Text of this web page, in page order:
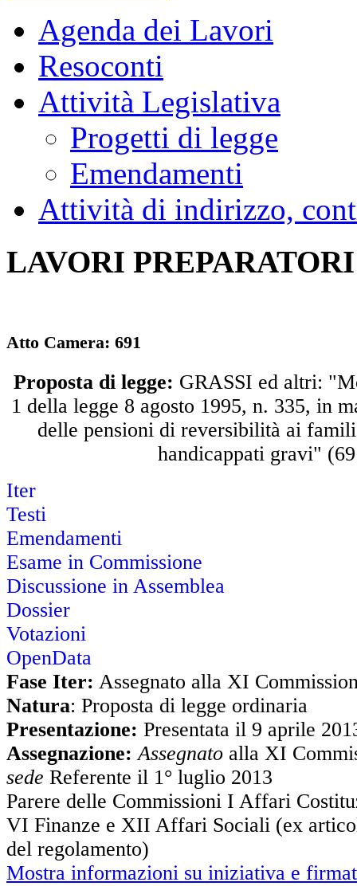
Agenda dei Lavori
Resoconti
Attività Legislativa
Progetti di legge
Emendamenti
Attività di indirizzo,
LAVORI
Atto Camera: 691
Proposta di legge: GRASSI ed altri:
1 della legge 8 agosto 1995, n. 335, in
delle pensioni di reversibilità ai
handicappati gravi"
Iter
Testi
Emendamenti
Esame in Commissione
Discussione in Assemblea
Dossier
Votazioni
OpenData
Fase Iter: Assegnato alla XI
Natura: Proposta di legge ordinaria
Presentazione: Presentata il 9 aprile
Assegnazione: Assegnato alla XI
sede Referente il 1° luglio 2013
Parere delle Commissioni I Affari
VI Finanze e XII Affari Sociali (ex
del regolamento)
Mostra informazioni su iniziativa e